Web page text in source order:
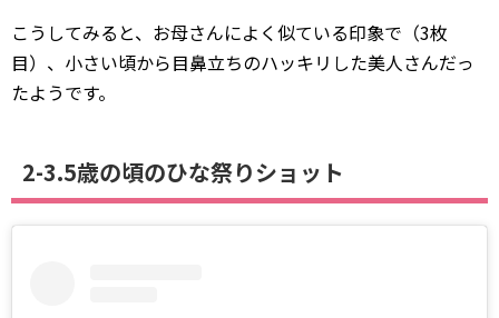
こうしてみると、お母さんによく似ている印象で（3枚
目）、小さい頃から目鼻立ちのハッキリした美人さんだっ
たようです。
2-3.5歳の頃のひな祭りショット